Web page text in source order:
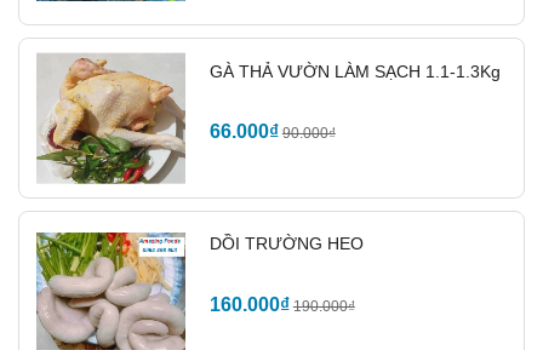
✅ Không thấm nước – không bị biến dạng trong quá trình sử
dụng
✅ Thiết kế độc đáo – tăng tính thẩm mỹ cho món ăn
✨Gợi Ý Trang Trí Độc Đáo
Với Chén Mo Cau 10cm
GÀ THẢ VƯỜN LÀM SẠCH 1.1-1.3Kg
66.000₫ 90.000₫
DỒI TRƯỜNG HEO
160.000₫ 190.000₫